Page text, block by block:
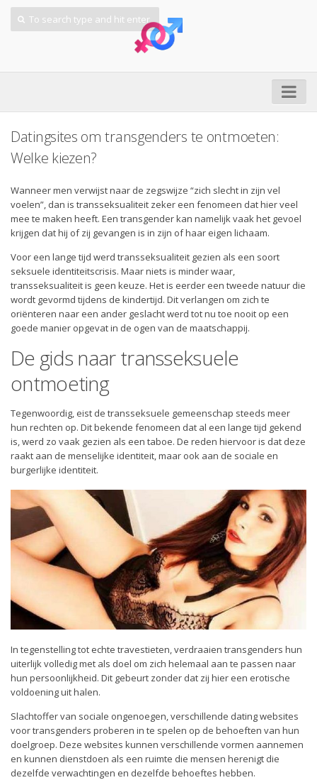
Tranny Dates
My Transsexual Date
Lesbian Personals
Out Personals
Pink Cupid
Anders
Adult Friend Finder
SwapFinder
XMatch
Datingsites om transgenders te ontmoeten:
Welke kiezen?
Wanneer men verwijst naar de zegswijze “zich slecht in zijn vel
voelen”, dan is transseksualiteit zeker een fenomeen dat hier veel
mee te maken heeft. Een transgender kan namelijk vaak het gevoel
krijgen dat hij of zij gevangen is in zijn of haar eigen lichaam.
Voor een lange tijd werd transseksualiteit gezien als een soort
seksuele identiteitscrisis. Maar niets is minder waar,
transseksualiteit is geen keuze. Het is eerder een tweede natuur die
wordt gevormd tijdens de kindertijd. Dit verlangen om zich te
oriënteren naar een ander geslacht werd tot nu toe nooit op een
goede manier opgevat in de ogen van de maatschappij.
De gids naar transseksuele
ontmoeting
Tegenwoordig, eist de transseksuele gemeenschap steeds meer
hun rechten op. Dit bekende fenomeen dat al een lange tijd gekend
is, werd zo vaak gezien als een taboe. De reden hiervoor is dat deze
raakt aan de menselijke identiteit, maar ook aan de sociale en
burgerlijke identiteit.
In tegenstelling tot echte travestieten, verdraaien transgenders hun
uiterlijk volledig met als doel om zich helemaal aan te passen naar
hun persoonlijkheid. Dit gebeurt zonder dat zij hier een erotische
voldoening uit halen.
Slachtoffer van sociale ongenoegen, verschillende dating websites
voor transgenders proberen in te spelen op de behoeften van hun
doelgroep. Deze websites kunnen verschillende vormen aannemen
en kunnen dienstdoen als een ruimte die mensen herenigt die
dezelfde verwachtingen en dezelfde behoeftes hebben.